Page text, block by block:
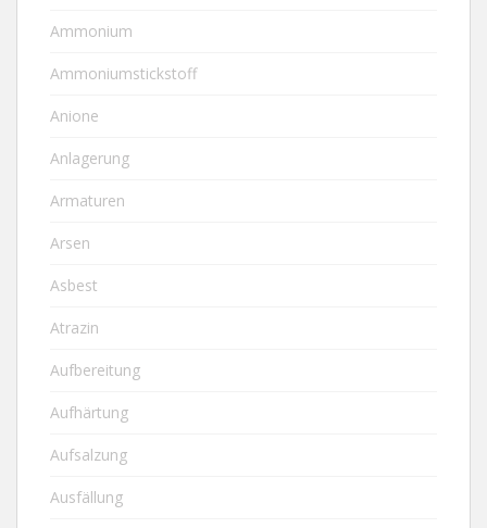
Ammonium
Ammoniumstickstoff
Anione
Anlagerung
Armaturen
Arsen
Asbest
Atrazin
Aufbereitung
Aufhärtung
Aufsalzung
Ausfällung